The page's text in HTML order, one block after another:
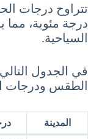
درجة مئوية، مما
السياحية.
في الجدول
الطقس ودرجات
المدينة